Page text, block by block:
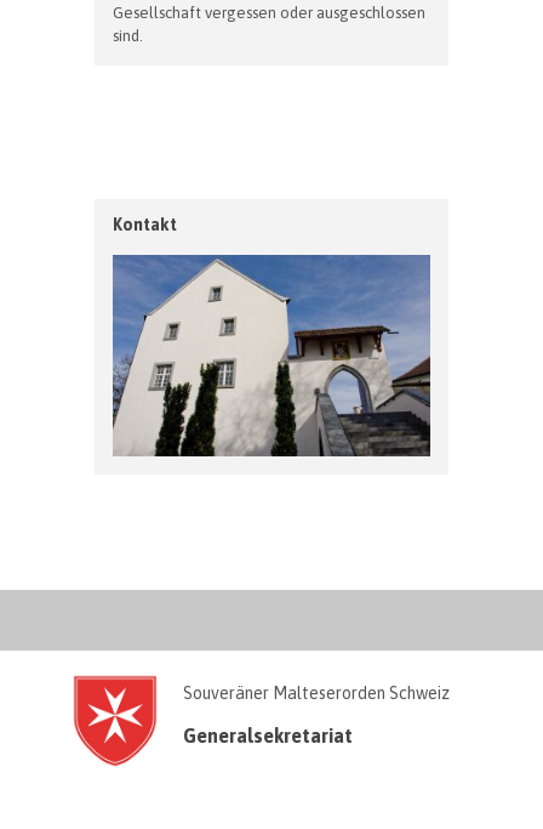
Gesellschaft vergessen oder ausgeschlossen
sind.
Kontakt
Souveräner Malteserorden Schweiz
Generalsekretariat